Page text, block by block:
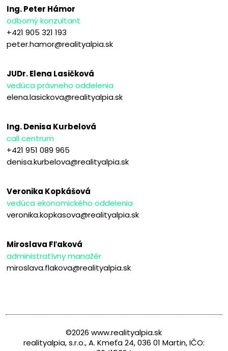
Ing. Peter Hámor
odborný konzultant
+421 905 321 193
peter.hamor@realityalpia.sk
JUDr. Elena Lasičková
vedúca právneho oddelenia
elena.lasickova@realityalpia.sk
Ing. Denisa Kurbelová
call centrum
+421 951 089 965
denisa.kurbelova@realityalpia.sk
Veronika Kopkášová
vedúca ekonomického oddelenia
veronika.kopkasova@realityalpia.sk
Miroslava Fľaková
administratívny manažér
miroslava.flakova@realityalpia.sk
©2026 www.realityalpia.sk
realityalpia, s.r.o., A. Kmeťa 24, 036 01 Martin, IČO: